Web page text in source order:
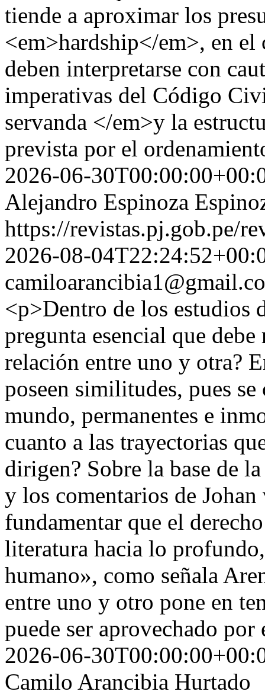
tiende a aproximar los
<em>hardship</em>, en el
deben interpretarse con
imperativas del Código
servanda </em>y la
prevista por el
2026-06-
Alejandro Espinoza
https://revistas.pj.gob.pe/
2026-08-
<p>Dentro de los estudios
pregunta esencial que
relación entre uno y otra?
poseen similitudes, pues
mundo, permanentes e
cuanto a las trayectorias
dirigen? Sobre la base de
y los comentarios de
fundamentar que el
literatura hacia lo
humano», como señala
entre uno y otro pone en
puede ser aprovechado
2026-06-
Camilo Arancibia Hurtado